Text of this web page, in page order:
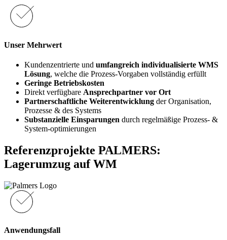
Unser Mehrwert
Kundenzentrierte und umfangreich individualisierte WMS
Lösung, welche die Prozess-Vorgaben vollständig erfüllt​
Geringe Betriebskosten​
Direkt verfügbare Ansprechpartner vor Ort​
Partnerschaftliche Weiterentwicklung der Organisation,
Prozesse & des Systems​
Substanzielle Einsparungen durch regelmäßige Prozess- &
System-optimierungen
Referenzprojekte PALMERS:
Lagerumzug auf WM
Anwendungsfall